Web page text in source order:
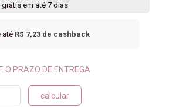
em até 7 dias
até R$ 7,23 de cashback
calcular